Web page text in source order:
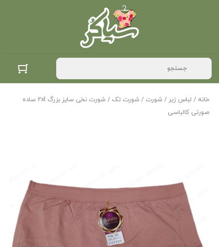
خانه / لباس زیر / شورت / شورت تک
/ شورت نخی سایز بزرگ ۲xl ساده
صورتی کالباسی